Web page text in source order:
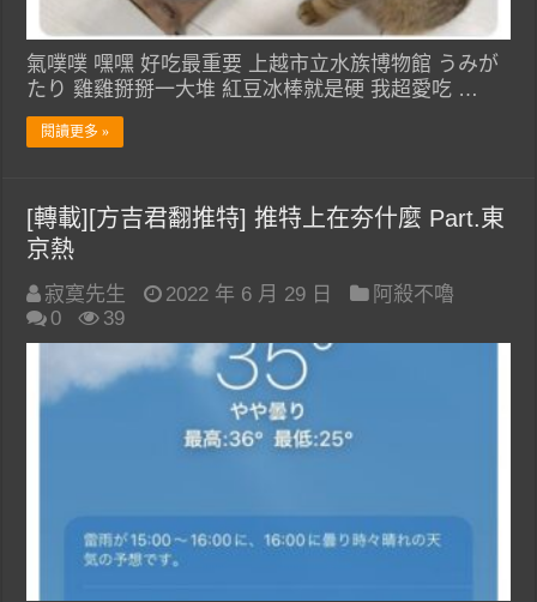
氣噗噗 嘿嘿 好吃最重要 上越市立水族博物館 うみが
たり 雞雞掰掰一大堆 紅豆冰棒就是硬 我超愛吃 …
閱讀更多 »
[轉載][方吉君翻推特] 推特上在夯什麼 Part.東
京熱
寂寞先生 2022 年 6 月 29 日
阿殺不嚕
0
39